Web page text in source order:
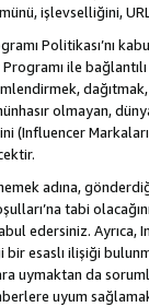
işlevselliğini,
Politikası’nı
Programı ile
olmayan,
(Influencer
adına,
tabi
edersiniz. Ayrıca,
esaslı ilişiği
uymaktan da
uyum